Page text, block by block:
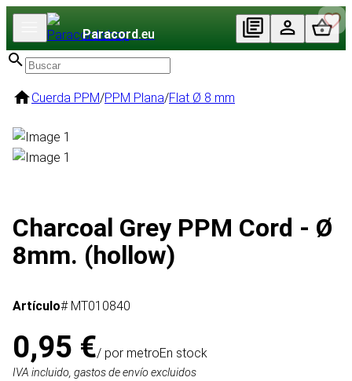
Paracord.eu
Cuerda PPM/PPM Plana/Flat Ø 8 mm
Charcoal Grey PPM Cord - Ø
8mm. (hollow)
Artículo# MT010840
0,95 €/ por metroEn stock
IVA incluido, gastos de envío excluidos